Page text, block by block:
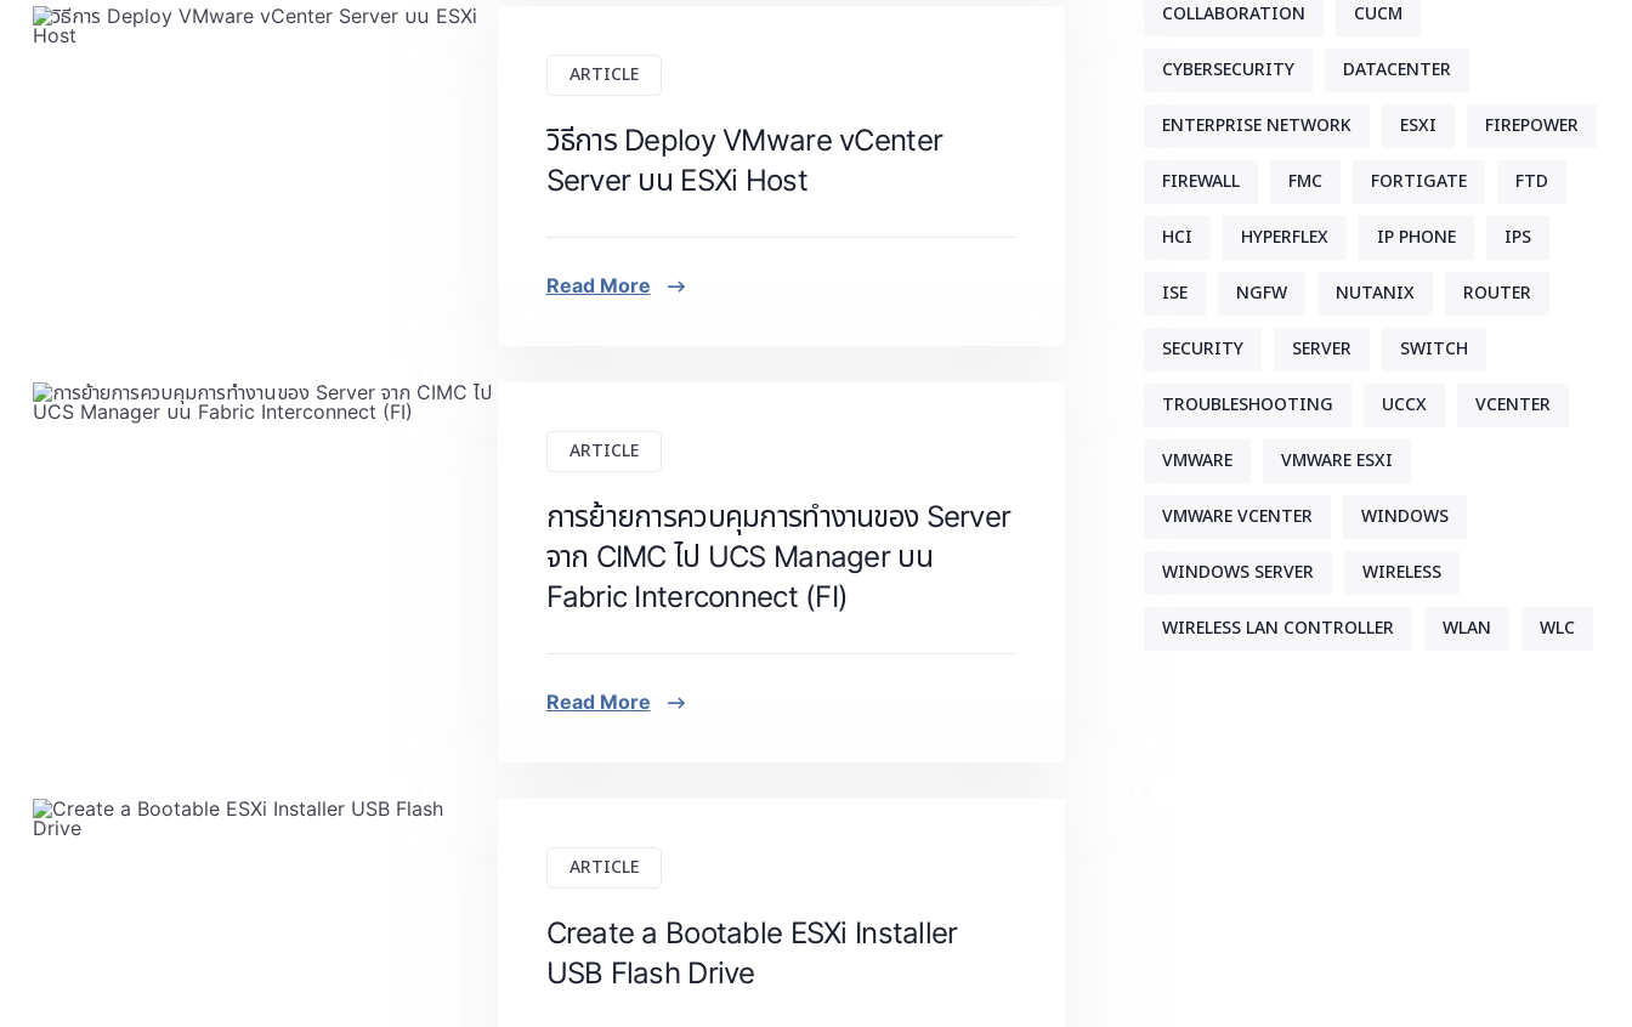
ARTICLE
วิธีการ Deploy VMware vCenter
Server บน ESXi Host
Read More
ARTICLE
การย้ายการควบคุมการทำงานของ Server
จาก CIMC ไป UCS Manager บน
Fabric Interconnect (FI)
Read More
ARTICLE
Create a Bootable ESXi Installer
USB Flash Drive
COLLABORATION CUCM
CYBERSECURITY DATACENTER
ENTERPRISE NETWORK ESXI FIREPOWER
FIREWALL FMC FORTIGATE FTD
HCI HYPERFLEX IP PHONE IPS
ISE NGFW NUTANIX ROUTER
SECURITY SERVER SWITCH
TROUBLESHOOTING UCCX VCENTER
VMWARE VMWARE ESXI
VMWARE VCENTER WINDOWS
WINDOWS SERVER WIRELESS
WIRELESS LAN CONTROLLER WLAN WLC